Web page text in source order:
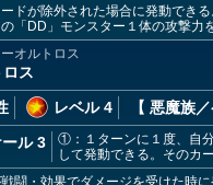
ドが除外された場合に発動でき
「DD」モンスター１体の攻撃力
オルトロス
ス
レベル 4 【 悪魔族
ル 3
①：１ターンに１度、自
して発動できる。そのカ
闘・効果でダメージを受けた時に